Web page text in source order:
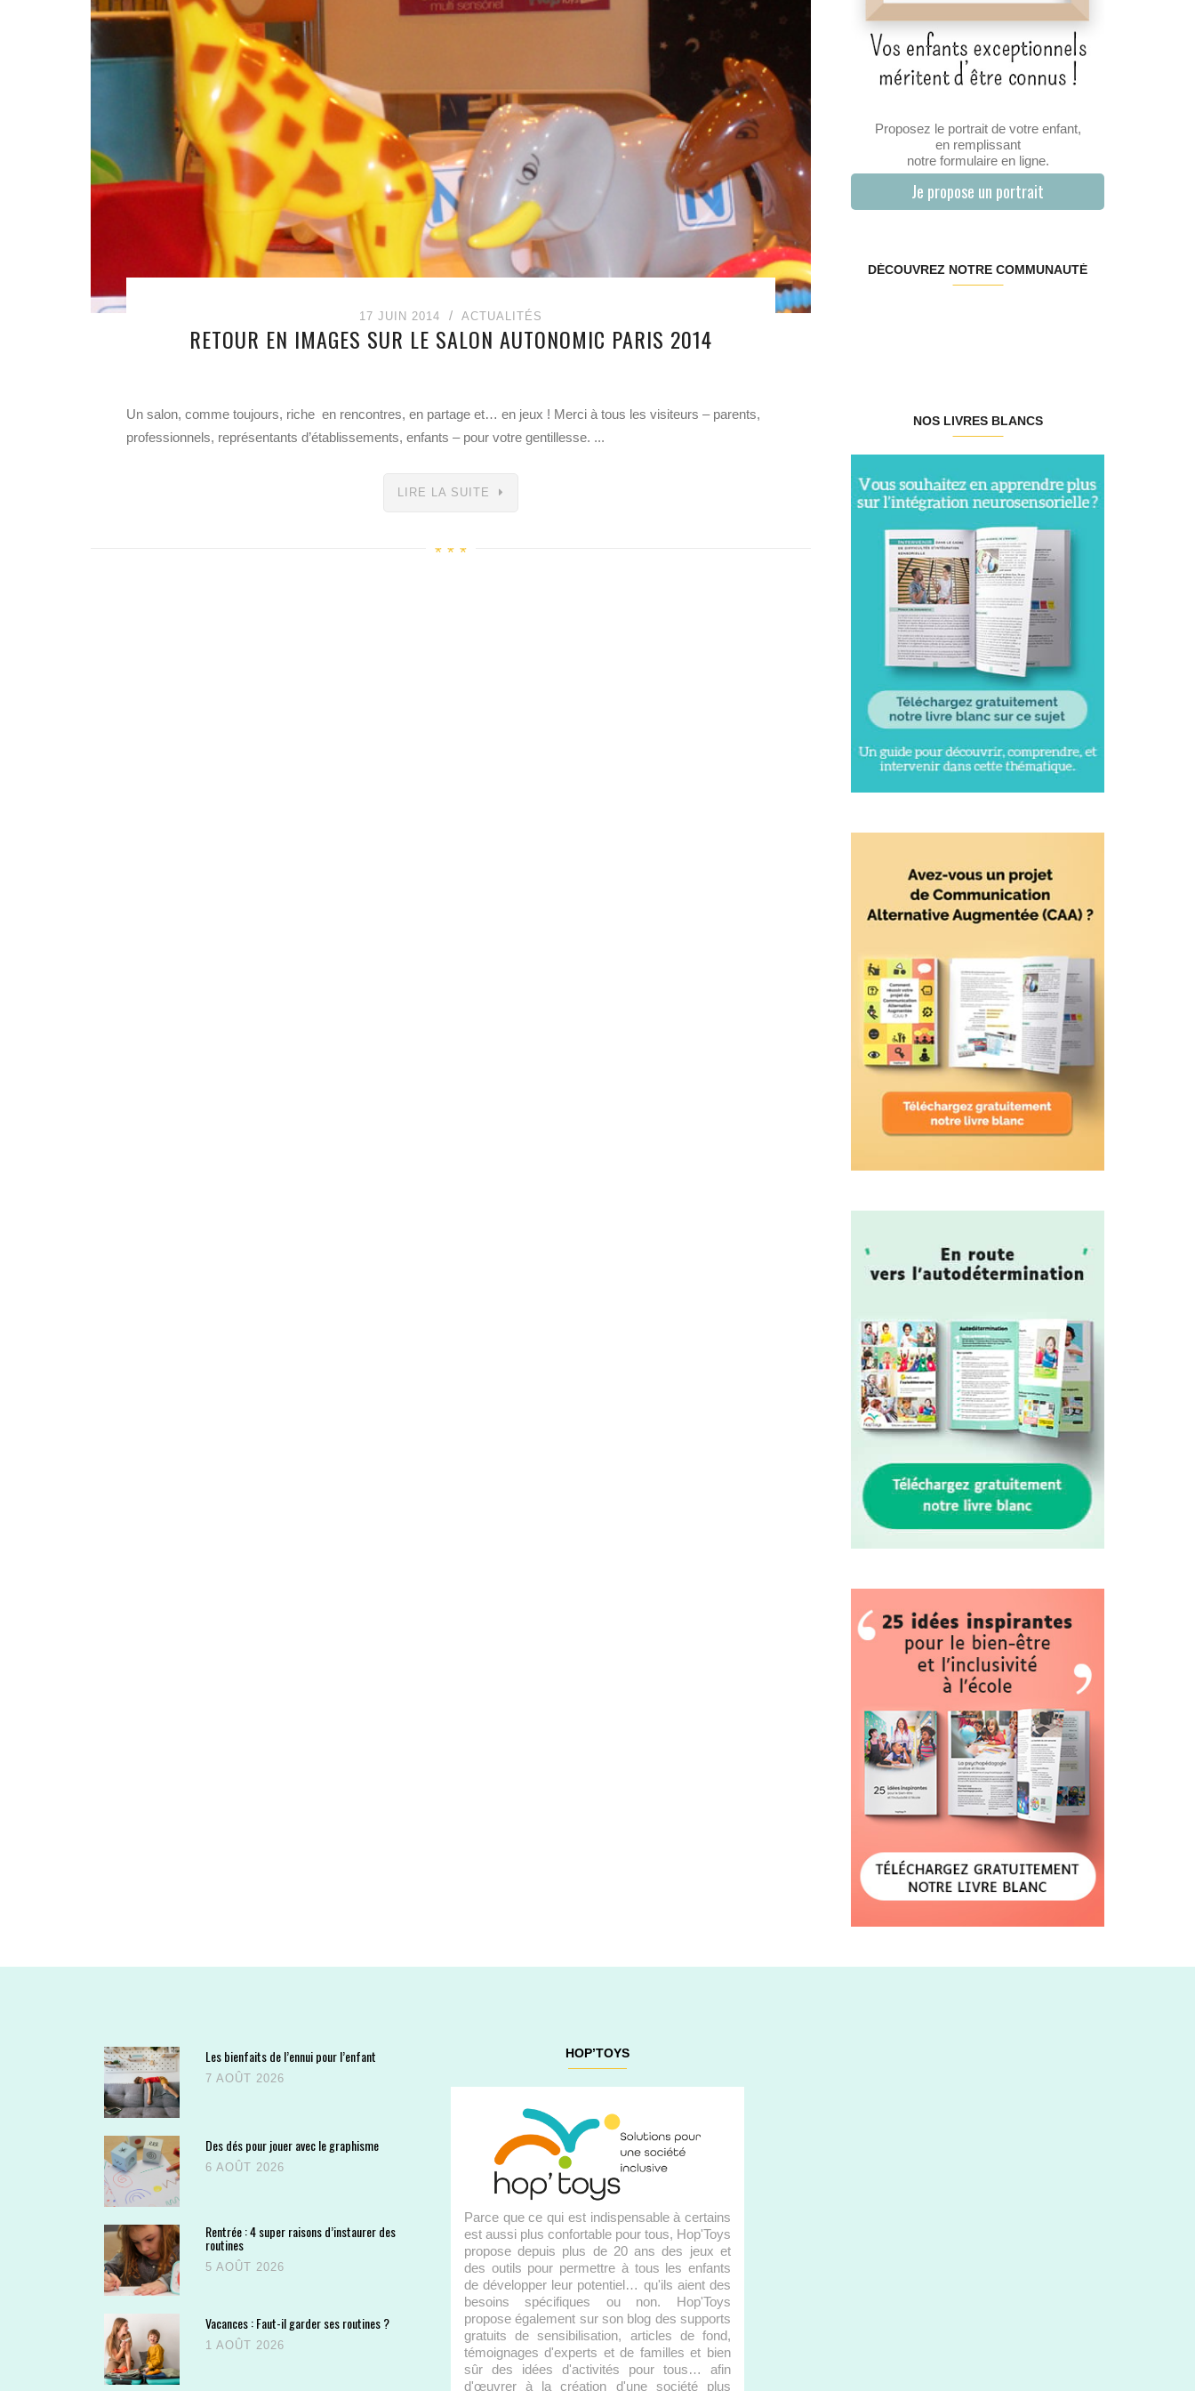
17 JUIN 2014 ACTUALITÉS
RETOUR EN IMAGES SUR LE SALON AUTONOMIC PARIS 2014
Un salon, comme toujours, riche en rencontres, en partage et… en jeux ! Merci à tous les visiteurs – parents,
professionnels, représentants d’établissements, enfants – pour votre gentillesse. ...
LIRE LA SUITE
Proposez le portrait de votre enfant,
en remplissant
notre formulaire en ligne.
Je propose un portrait
DÉCOUVREZ NOTRE COMMUNAUTÉ
NOS LIVRES BLANCS
Les bienfaits de l’ennui pour l’enfant
7 AOÛT 2026
Des dés pour jouer avec le graphisme
6 AOÛT 2026
Rentrée : 4 super raisons d’instaurer des
routines
5 AOÛT 2026
Vacances : Faut-il garder ses routines ?
1 AOÛT 2026
HOP’TOYS
Parce que ce qui est indispensable à certains
est aussi plus confortable pour tous, Hop'Toys
propose depuis plus de 20 ans des jeux et
des outils pour permettre à tous les enfants
de développer leur potentiel… qu'ils aient des
besoins spécifiques ou non. Hop'Toys
propose également sur son blog des supports
gratuits de sensibilisation, articles de fond,
témoignages d'experts et de familles et bien
sûr des idées d'activités pour tous… afin
d'œuvrer à la création d'une société plus